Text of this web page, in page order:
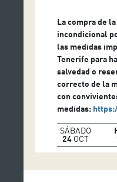
La compra de
incondicional
las medidas
Tenerife para
salvedad o
correcto de la
con
medidas:
SÁBADO
24 OCT